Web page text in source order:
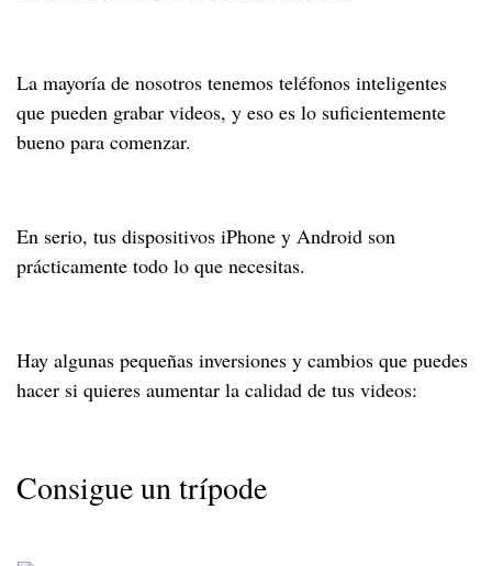
La mayoría de nosotros tenemos teléfonos inteligentes
que pueden grabar videos, y eso es lo suficientemente
bueno para comenzar.
En serio, tus dispositivos iPhone y Android son
prácticamente todo lo que necesitas.
Hay algunas pequeñas inversiones y cambios que puedes
hacer si quieres aumentar la calidad de tus videos:
Consigue un trípode